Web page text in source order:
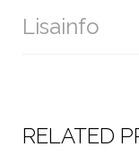
Lisainfo
RELATED